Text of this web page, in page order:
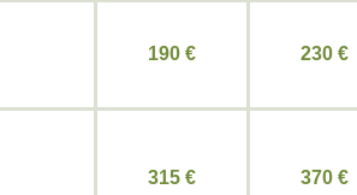
190 € 230 €
315 € 370 €